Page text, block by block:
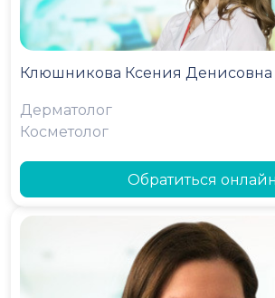
Клюшникова Ксения Денисовна
Дерматолог
Косметолог
Обратиться онлайн